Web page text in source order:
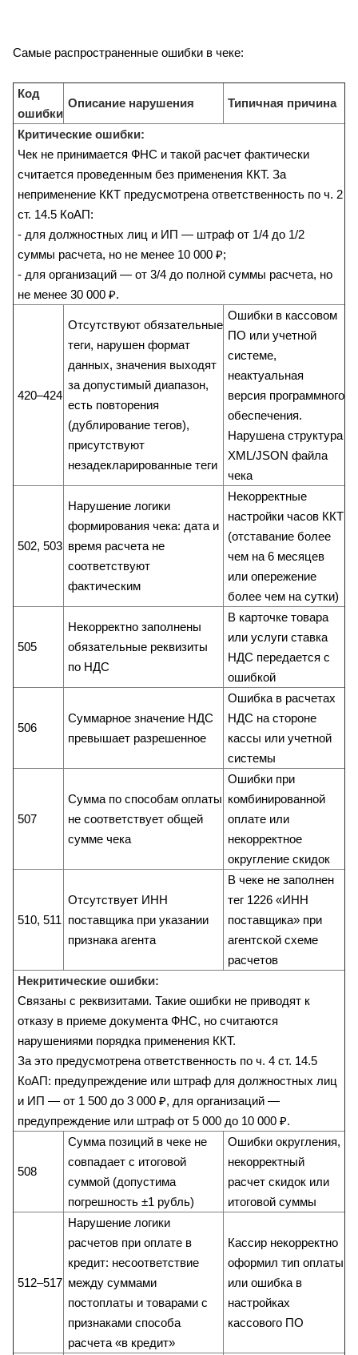
Самые распространенные ошибки в чеке:
Код
ошибки
Описание нарушения Типичная причина
Критические ошибки:
Чек не принимается ФНС и такой расчет фактически
считается проведенным без применения ККТ. За
неприменение ККТ предусмотрена ответственность по ч. 2
ст. 14.5 КоАП:
- для должностных лиц и ИП — штраф от 1/4 до 1/2
суммы расчета, но не менее 10 000 ₽;
- для организаций — от 3/4 до полной суммы расчета, но
не менее 30 000 ₽.
420–424
Отсутствуют обязательные
теги, нарушен формат
данных, значения выходят
за допустимый диапазон,
есть повторения
(дублирование тегов),
присутствуют
незадекларированные теги
Ошибки в кассовом
ПО или учетной
системе,
неактуальная
версия программного
обеспечения.
Нарушена структура
XML/JSON файла
чека
502, 503
Нарушение логики
формирования чека: дата и
время расчета не
соответствуют
фактическим
Некорректные
настройки часов ККТ
(отставание более
чем на 6 месяцев
или опережение
более чем на сутки)
505
Некорректно заполнены
обязательные реквизиты
по НДС
В карточке товара
или услуги ставка
НДС передается с
ошибкой
506
Суммарное значение НДС
превышает разрешенное
Ошибка в расчетах
НДС на стороне
кассы или учетной
системы
507
Сумма по способам оплаты
не соответствует общей
сумме чека
Ошибки при
комбинированной
оплате или
некорректное
округление скидок
510, 511
Отсутствует ИНН
поставщика при указании
признака агента
В чеке не заполнен
тег 1226 «ИНН
поставщика» при
агентской схеме
расчетов
Некритические ошибки:
Связаны с реквизитами. Такие ошибки не приводят к
отказу в приеме документа ФНС, но считаются
нарушениями порядка применения ККТ.
За это предусмотрена ответственность по ч. 4 ст. 14.5
КоАП: предупреждение или штраф для должностных лиц
и ИП — от 1 500 до 3 000 ₽, для организаций —
предупреждение или штраф от 5 000 до 10 000 ₽.
508
Сумма позиций в чеке не
совпадает с итоговой
суммой (допустима
погрешность ±1 рубль)
Ошибки округления,
некорректный
расчет скидок или
итоговой суммы
512–517
Нарушение логики
расчетов при оплате в
кредит: несоответствие
между суммами
постоплаты и товарами с
признаками способа
расчета «в кредит»
Кассир некорректно
оформил тип оплаты
или ошибка в
настройках
кассового ПО